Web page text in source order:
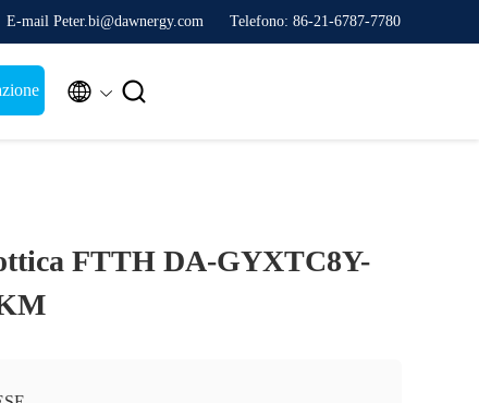
E-mail Peter.bi@dawnergy.com Telefono: 86-21-6787-7780
 
FTTH DA-GYXTC8Y-